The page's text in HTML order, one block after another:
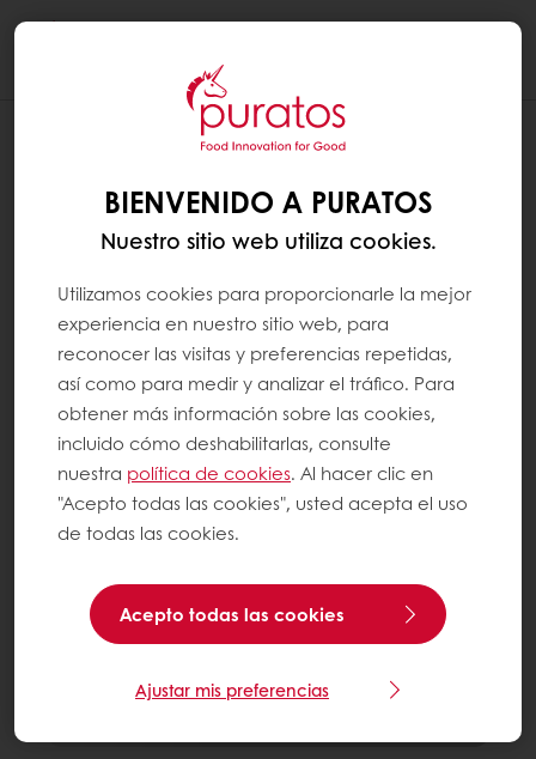
BIENVENIDO A PURATOS
Nuestro sitio web utiliza cookies.
Utilizamos cookies para proporcionarle la mejor
experiencia en nuestro sitio web, para
reconocer las visitas y preferencias repetidas,
así como para medir y analizar el tráfico. Para
obtener más información sobre las cookies,
incluido cómo deshabilitarlas, consulte
nuestra política de cookies. Al hacer clic en
"Acepto todas las cookies", usted acepta el uso
de todas las cookies.
Acepto todas las cookies
Ajustar mis preferencias